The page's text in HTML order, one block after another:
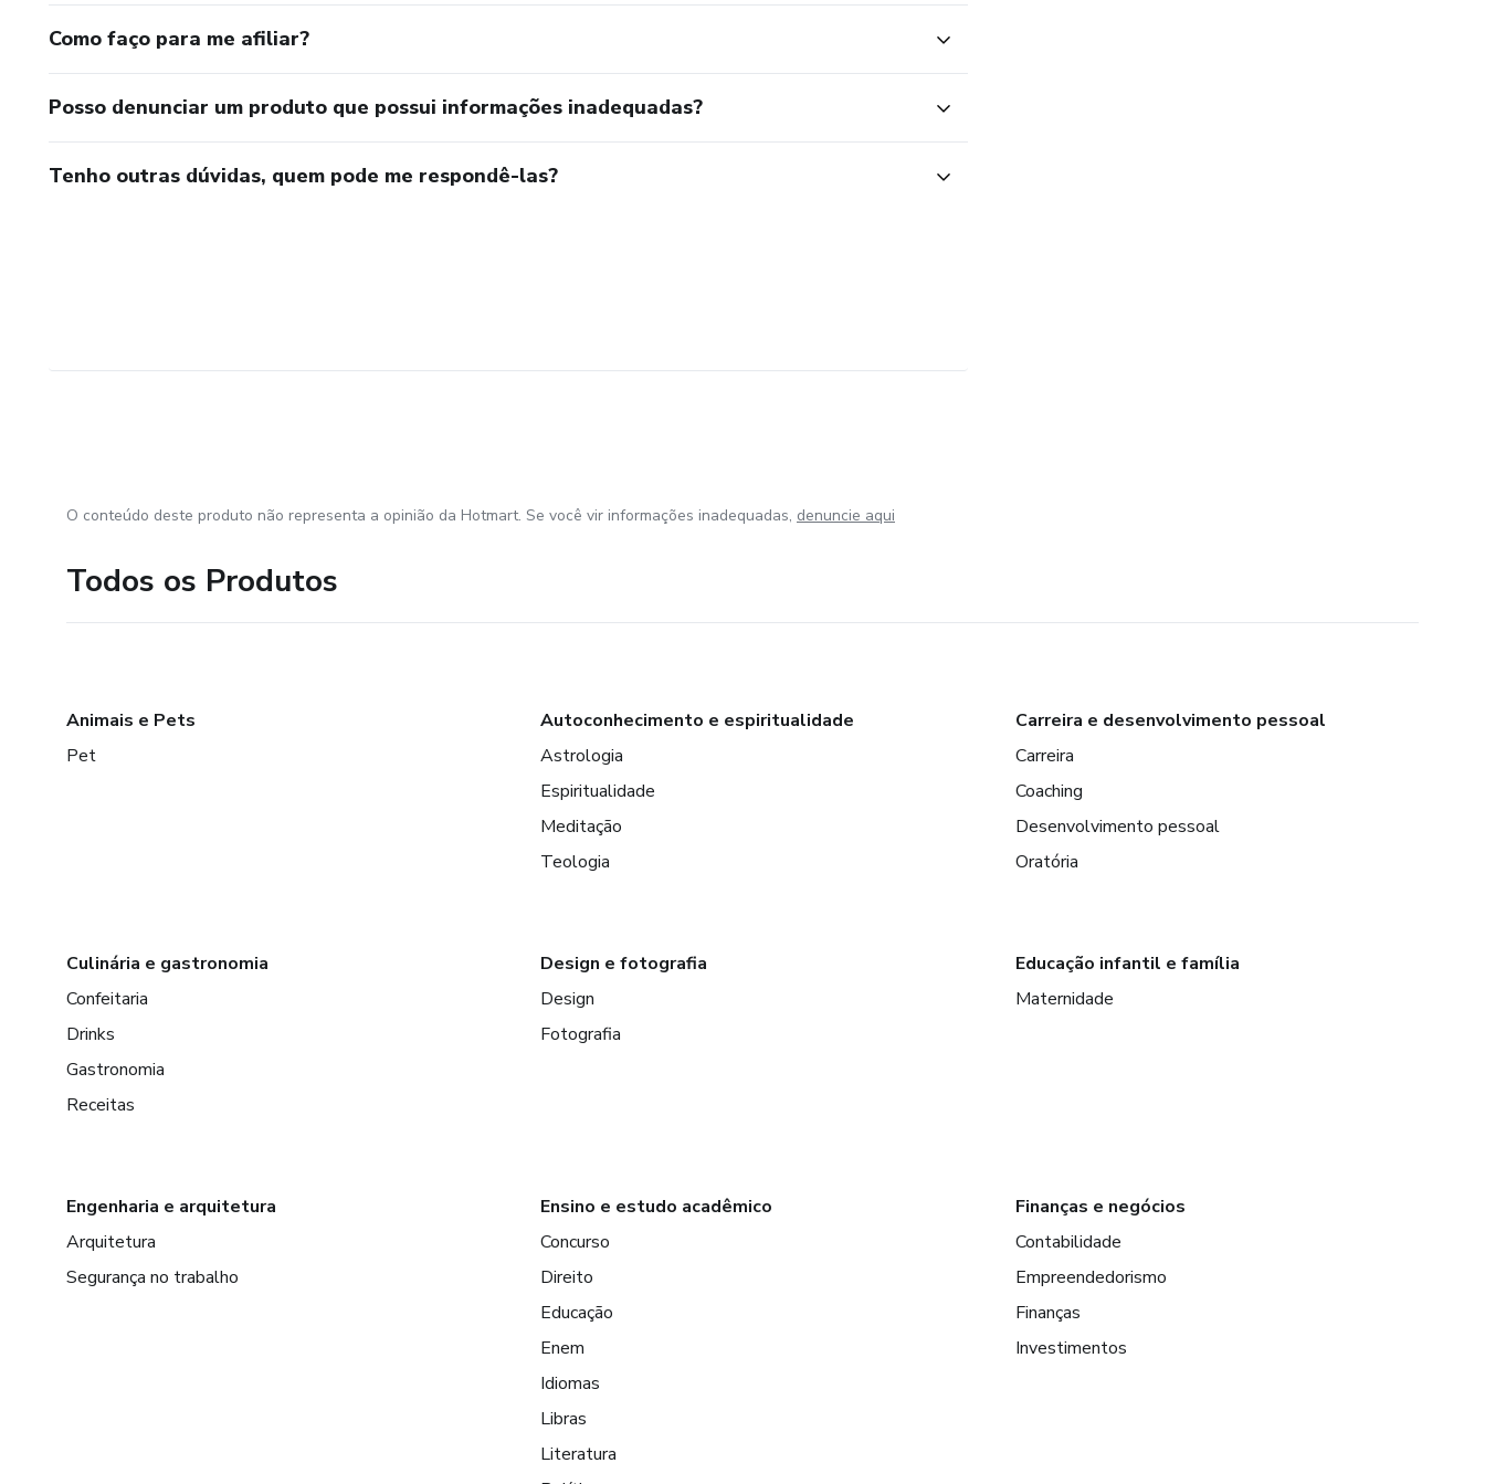
Como faço para me afiliar?
Posso denunciar um produto que possui informações inadequadas?
Tenho outras dúvidas, quem pode me respondê-las?
O conteúdo deste produto não representa a opinião da Hotmart. Se você vir informações inadequadas, denuncie aqui
Todos os Produtos
Animais e Pets
Pet
Autoconhecimento e espiritualidade
Astrologia
Espiritualidade
Meditação
Teologia
Carreira e desenvolvimento pessoal
Carreira
Coaching
Desenvolvimento pessoal
Oratória
Culinária e gastronomia
Confeitaria
Drinks
Gastronomia
Receitas
Design e fotografia
Design
Fotografia
Educação infantil e família
Maternidade
Engenharia e arquitetura
Arquitetura
Segurança no trabalho
Ensino e estudo acadêmico
Concurso
Direito
Educação
Enem
Idiomas
Libras
Literatura
Finanças e negócios
Contabilidade
Empreendedorismo
Finanças
Investimentos